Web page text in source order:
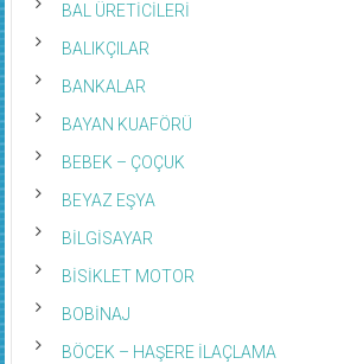
BAL ÜRETİCİLERİ
BALIKÇILAR
BANKALAR
BAYAN KUAFÖRÜ
BEBEK – ÇOÇUK
BEYAZ EŞYA
BİLGİSAYAR
BİSİKLET MOTOR
BOBİNAJ
BÖCEK – HAŞERE İLAÇLAMA